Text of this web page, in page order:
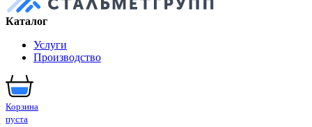
Каталог
Услуги
Производство
Корзина
пуста